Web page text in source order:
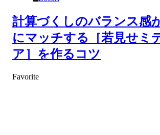
計算づくしのバランス感
にマッチする［若見せミ
ア］を作るコツ
Favorite